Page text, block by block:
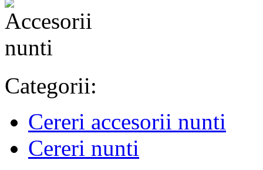
Categorii:
Cereri accesorii nunti
Cereri nunti